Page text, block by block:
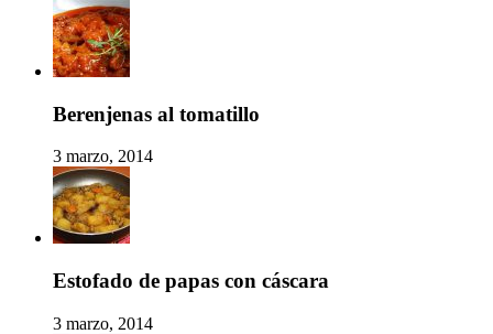
Berenjenas al tomatillo
3 marzo, 2014
Estofado de papas con cáscara
3 marzo, 2014